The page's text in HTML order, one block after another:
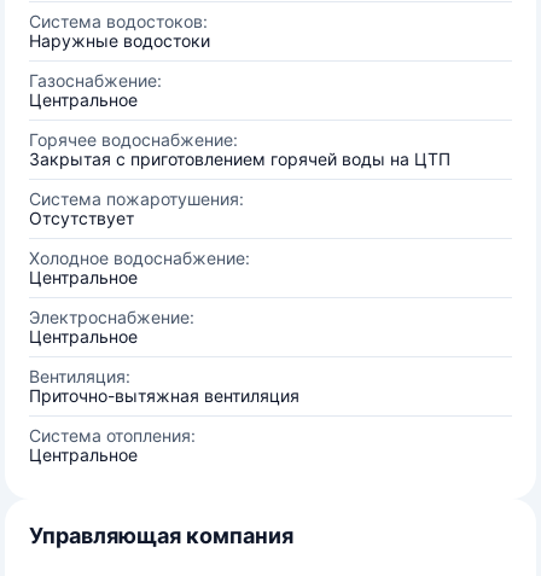
Система водостоков:
Наружные водостоки
Газоснабжение:
Центральное
Горячее водоснабжение:
Закрытая с приготовлением горячей воды на ЦТП
Система пожаротушения:
Отсутствует
Холодное водоснабжение:
Центральное
Электроснабжение:
Центральное
Вентиляция:
Приточно-вытяжная вентиляция
Система отопления:
Центральное
Управляющая компания